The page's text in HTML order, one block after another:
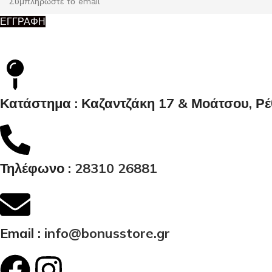
ΕΓΓΡΑΦΗ
Κατάστημα : Καζαντζάκη 17 & Μοάτσου,
Τηλέφωνο : 28310 26881
Email : info@bonusstore.gr